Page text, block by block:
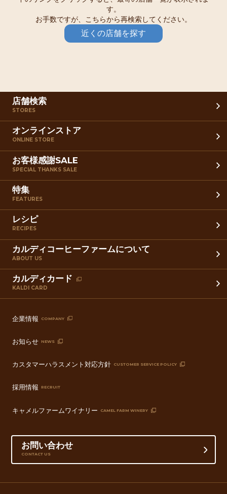
す。
お手数ですが、こちらから再検索してください。
近くの店舗を探す
店舗検索
STORES
オンラインストア
ONLINE STORE
お客様感謝SALE
SPECIAL THANKS SALE
特集
FEATURES
レシピ
RECIPES
カルディコーヒーファームについて
ABOUT US
カルディカード
KALDI CARD
企業情報 COMPANY
お知らせ NEWS
カスタマーハラスメント対応方針 CUSTOMER SERVICE POLICY
採用情報 RECRUIT
キャメルファームワイナリー CAMEL FARM WINERY
お問い合わせ
CONTACT US